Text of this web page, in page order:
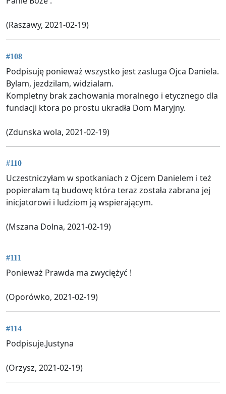
(Raszawy, 2021-02-19)
#108
Podpisuję ponieważ wszystko jest zasluga Ojca Daniela.
Bylam, jezdzilam, widzialam.
Kompletny brak zachowania moralnego i etycznego dla
fundacji ktora po prostu ukradła Dom Maryjny.
(Zdunska wola, 2021-02-19)
#110
Uczestniczyłam w spotkaniach z Ojcem Danielem i też
popierałam tą budowę która teraz została zabrana jej
inicjatorowi i ludziom ją wspierającym.
(Mszana Dolna, 2021-02-19)
#111
Ponieważ Prawda ma zwyciężyć !
(Oporówko, 2021-02-19)
#114
Podpisuje.Justyna
(Orzysz, 2021-02-19)